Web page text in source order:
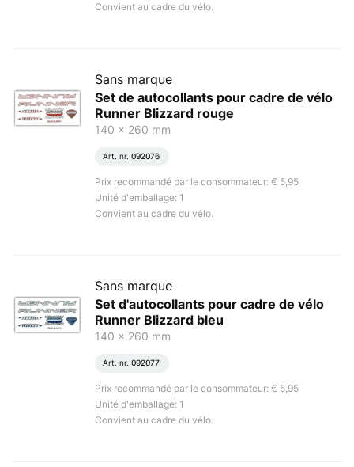
Convient au cadre du vélo.
Sans marque
Set de autocollants pour cadre de vélo
Runner Blizzard rouge
140 x 260 mm
Art. nr. 092076
Prix recommandé par le consommateur: € 5,95
Unité d'emballage: 1
Convient au cadre du vélo.
Sans marque
Set d'autocollants pour cadre de vélo
Runner Blizzard bleu
140 x 260 mm
Art. nr. 092077
Prix recommandé par le consommateur: € 5,95
Unité d'emballage: 1
Convient au cadre du vélo.